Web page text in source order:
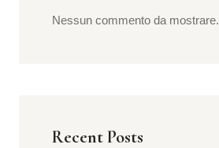
Nessun commento da mostrare.
Recent Posts